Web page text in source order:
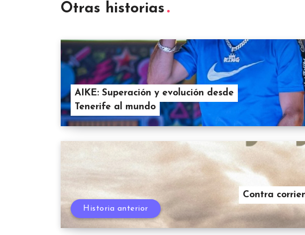
Otras historias
AIKE: Superación y evolución desde
Tenerife al mundo
Contra
Historia anterior